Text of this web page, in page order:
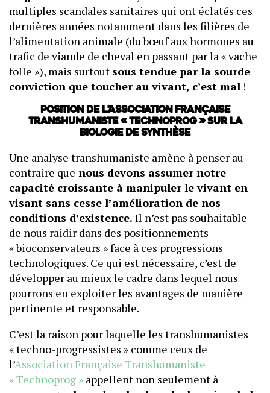
multiples scandales sanitaires qui ont éclatés ces
dernières années notamment dans les filières de
l’alimentation animale (du bœuf aux hormones au
trafic de viande de cheval en passant par la « vache
folle »), mais surtout sous tendue par la sourde
conviction que toucher au vivant, c’est mal !
Position de l’Association Française
Transhumaniste « Technoprog » sur la
biologie de synthèse
Une analyse transhumaniste amène à penser au
contraire que nous devons assumer notre
capacité croissante à manipuler le vivant en
visant sans cesse l’amélioration de nos
conditions d’existence. Il n’est pas souhaitable
de nous raidir dans des positionnements
« bioconservateurs » face à ces progressions
technologiques. Ce qui est nécessaire, c’est de
développer au mieux le cadre dans lequel nous
pourrons en exploiter les avantages de manière
pertinente et responsable.
C’est la raison pour laquelle les transhumanistes
« techno-progressistes » comme ceux de
l’Association Française Transhumaniste
« Technoprog » appellent non seulement à